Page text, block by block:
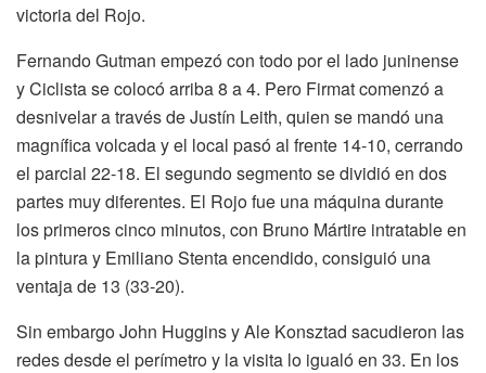
victoria del Rojo.
Fernando Gutman empezó con todo por el lado juninense
y Ciclista se colocó arriba 8 a 4. Pero Firmat comenzó a
desnivelar a través de Justín Leith, quien se mandó una
magnífica volcada y el local pasó al frente 14-10, cerrando
el parcial 22-18. El segundo segmento se dividió en dos
partes muy diferentes. El Rojo fue una máquina durante
los primeros cinco minutos, con Bruno Mártire intratable en
la pintura y Emiliano Stenta encendido, consiguió una
ventaja de 13 (33-20).
Sin embargo John Huggins y Ale Konsztad sacudieron las
redes desde el perímetro y la visita lo igualó en 33. En los